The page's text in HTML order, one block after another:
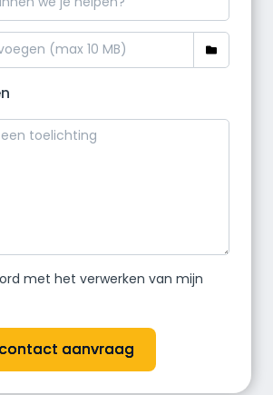
met het verwerken van mijn
aanvraag